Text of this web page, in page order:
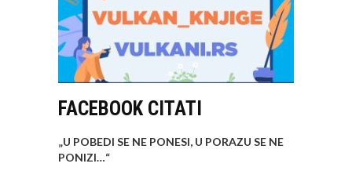
FACEBOOK CITATI
„U POBEDI SE NE PONESI, U PORAZU SE NE
PONIZI…“